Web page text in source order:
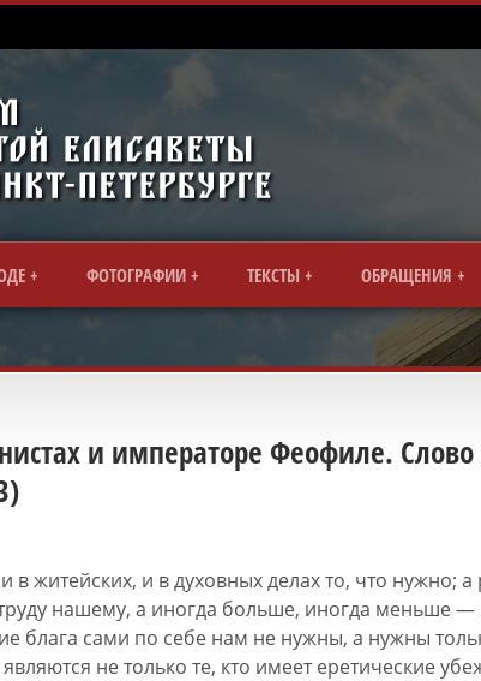
ФОТОГРАФИИ ТЕКСТЫ ОБРАЩЕНИЯ
и императоре Феофиле.
житейских, и в духовных делах то, что нужно; а
нашему, а иногда больше, иногда меньше —
блага сами по себе нам не нужны, а нужны
не только те, кто имеет еретические